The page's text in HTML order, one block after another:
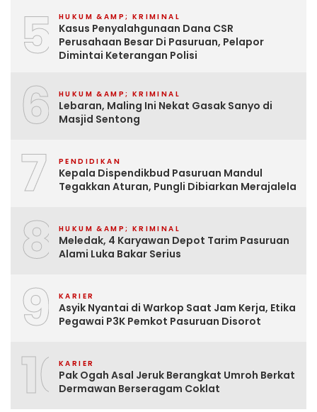
5 HUKUM &AMP; KRIMINAL
Kasus Penyalahgunaan Dana CSR
Perusahaan Besar Di Pasuruan, Pelapor
Dimintai Keterangan Polisi
6 HUKUM &AMP; KRIMINAL
Lebaran, Maling Ini Nekat Gasak Sanyo di
Masjid Sentong
7 PENDIDIKAN
Kepala Dispendikbud Pasuruan Mandul
Tegakkan Aturan, Pungli Dibiarkan Merajalela
8 HUKUM &AMP; KRIMINAL
Meledak, 4 Karyawan Depot Tarim Pasuruan
Alami Luka Bakar Serius
9 KARIER
Asyik Nyantai di Warkop Saat Jam Kerja, Etika
Pegawai P3K Pemkot Pasuruan Disorot
10KARIER
Pak Ogah Asal Jeruk Berangkat Umroh Berkat
Dermawan Berseragam Coklat